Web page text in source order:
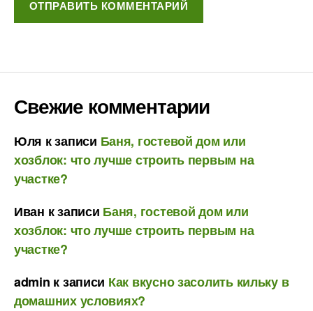
Свежие комментарии
Юля к записи Баня, гостевой дом или
хозблок: что лучше строить первым на
участке?
Иван к записи Баня, гостевой дом или
хозблок: что лучше строить первым на
участке?
admin к записи Как вкусно засолить кильку в
домашних условиях?